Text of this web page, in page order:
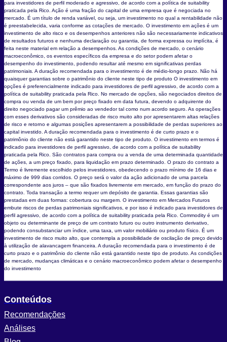
para investidores de perfil moderado e agressivo, de acordo com a política de suitability
praticada pela Rico. Ação é uma fração do capital de uma empresa que é negociada no
mercado. É um título de renda variável, ou seja, um investimento no qual a rentabilidade não
é preestabelecida, varia conforme as cotações de mercado. O investimento em ações é um
investimento de alto risco e os desempenhos anteriores não são necessariamente indicativos
de resultados futuros e nenhuma declaração ou garantia, de forma expressa ou implícita, é
feita neste material em relação a desempenhos. As condições de mercado, o cenário
macroeconômico, os eventos específicos da empresa e do setor podem afetar o
desempenho do investimento, podendo resultar até mesmo em significativas perdas
patrimoniais. A duração recomendada para o investimento é de médio-longo prazo. Não há
quaisquer garantias sobre o patrimônio do cliente neste tipo de produto O investimento em
opções é preferencialmente indicado para investidores de perfil agressivo, de acordo com a
política de suitability praticada pela Rico. No mercado de opções, são negociados direitos de
compra ou venda de um bem por preço fixado em data futura, devendo o adquirente do
direito negociado pagar um prêmio ao vendedor tal como num acordo seguro. As operações
com esses derivativos são consideradas de risco muito alto por apresentarem altas relações
de risco e retorno e algumas posições apresentarem a possibilidade de perdas superiores ao
capital investido. A duração recomendada para o investimento é de curto prazo e o
patrimônio do cliente não está garantido neste tipo de produto. O investimento em termos é
indicado para investidores de perfil agressivo, de acordo com a política de suitability
praticada pela Rico. São contratos para compra ou a venda de uma determinada quantidade
de ações, a um preço fixado, para liquidação em prazo determinado. O prazo do contrato a
Termo é livremente escolhido pelos investidores, obedecendo o prazo mínimo de 16 dias e
máximo de 999 dias corridos. O preço será o valor da ação adicionado de uma parcela
correspondente aos juros – que são fixados livremente em mercado, em função do prazo do
contrato. Toda transação a termo requer um depósito de garantia. Essas garantias são
prestadas em duas formas: cobertura ou margem. O investimento em Mercados Futuros
embute riscos de perdas patrimoniais significativos, e por isso é indicado para investidores de
perfil agressivo, de acordo com a política de suitability praticada pela Rico. Commodity é um
objeto ou determinante de preço de um contrato futuro ou outro instrumento derivativo,
podendo consubstanciar um índice, uma taxa, um valor mobiliário ou produto físico. É um
investimento de risco muito alto, que contempla a possibilidade de oscilação de preço devido
à utilização de alavancagem financeira. A duração recomendada para o investimento é de
curto prazo e o patrimônio do cliente não está garantido neste tipo de produto. As condições
de mercado, mudanças climáticas e o cenário macroeconômico podem afetar o desempenho
do investimento
Conteúdos
Recomendações
Análises